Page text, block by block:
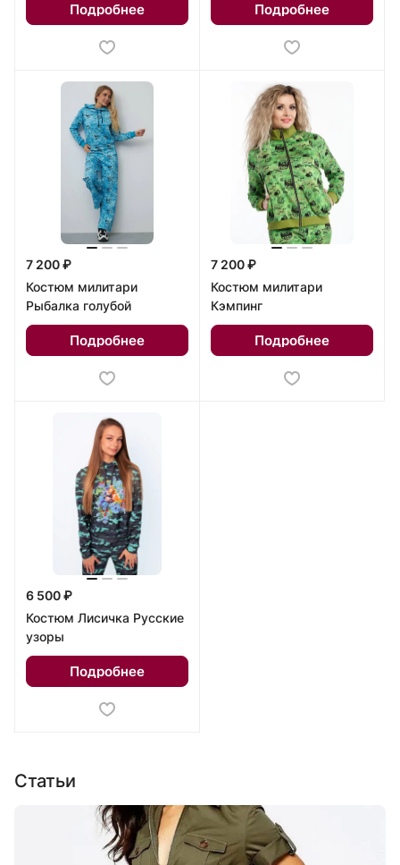
Подробнее Подробнее
7 200 ₽
Костюм милитари
Рыбалка голубой
Подробнее
7 200 ₽
Костюм милитари
Кэмпинг
Подробнее
6 500 ₽
Костюм Лисичка Русские
узоры
Подробнее
Статьи